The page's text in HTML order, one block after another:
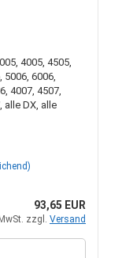
4005, 4505,
5006, 6006,
4007, 4507,
alle DX, alle
93,65 EUR
zzgl. Versand